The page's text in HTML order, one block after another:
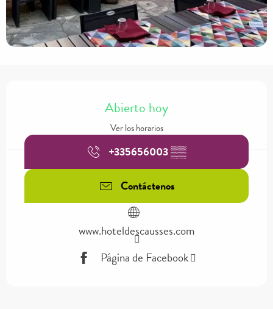
Abierto hoy
Ver los horarios
+335656003▒▒
Contáctenos
www.hoteldescausses.com
Página de Facebook